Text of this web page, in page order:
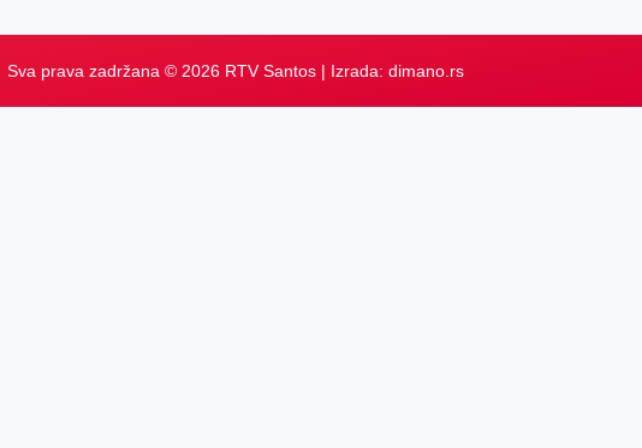
Sva prava zadržana © 2026 RTV Santos | Izrada: dimano.rs